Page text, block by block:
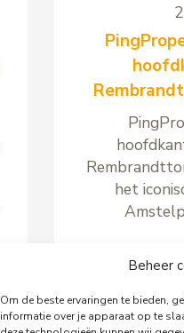
Beheer
Om de beste ervaringen te bieden,
informatie over je apparaat op te
het